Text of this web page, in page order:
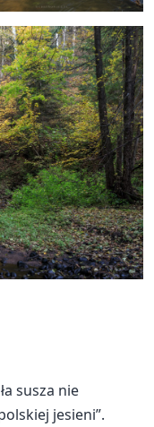
susza nie
jesieni”.